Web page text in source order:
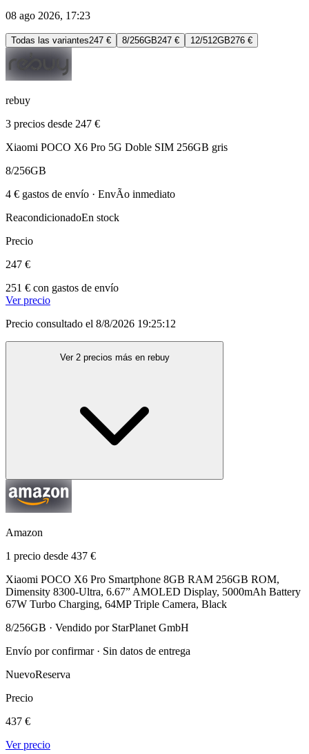
08 ago 2026, 17:23
Todas las variantes247 € 8/256GB247 € 12/512GB276 €
rebuy
3 precios desde 247 €
Xiaomi POCO X6 Pro 5G Doble SIM 256GB gris
8/256GB
4 € gastos de envío · EnvÃ­o inmediato
ReacondicionadoEn stock
Precio
247 €
251 € con gastos de envío
Ver precio
Precio consultado el 8/8/2026 19:25:12
Ver 2 precios más en rebuy
Amazon
1 precio desde 437 €
Xiaomi POCO X6 Pro Smartphone 8GB RAM 256GB ROM,
Dimensity 8300-Ultra, 6.67” AMOLED Display, 5000mAh Battery
67W Turbo Charging, 64MP Triple Camera, Black
8/256GB · Vendido por StarPlanet GmbH
Envío por confirmar · Sin datos de entrega
NuevoReserva
Precio
437 €
Ver precio